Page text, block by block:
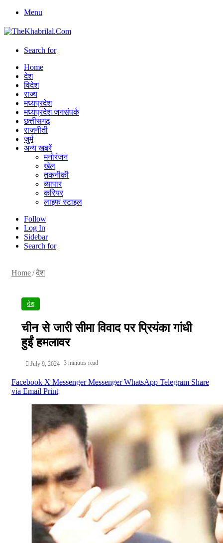
Menu
Search for
Home
देश
विदेश
राज्य
मध्यप्रदेश
मध्यप्रदेश जनसंपर्क
छत्तीसगढ़
राजनीती
जुर्म
अन्य खबरें
मनोरंजन
खेल
तकनीकी
व्यापार
करियर
लाइफ स्टाइल
Follow
Log In
Sidebar
Search for
Home/देश
देश
चीन से जारी सीमा विवाद पर प्रियंका गांधी
हुईं हमलावर
July 9, 2024 3 minutes read
Facebook X Messenger Messenger WhatsApp Telegram Share
via Email Print